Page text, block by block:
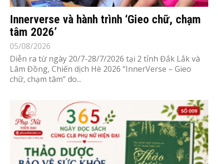
Innerverse và hành trình ‘Gieo chữ, chạm
tâm 2026’
05/08/2026
Diễn ra từ ngày 20/7-28/7/2026 tại 2 tỉnh Đắk Lắk và
Lâm Đồng, Chiến dịch Hè 2026 “InnerVerse – Gieo
chữ, chạm tâm” do...